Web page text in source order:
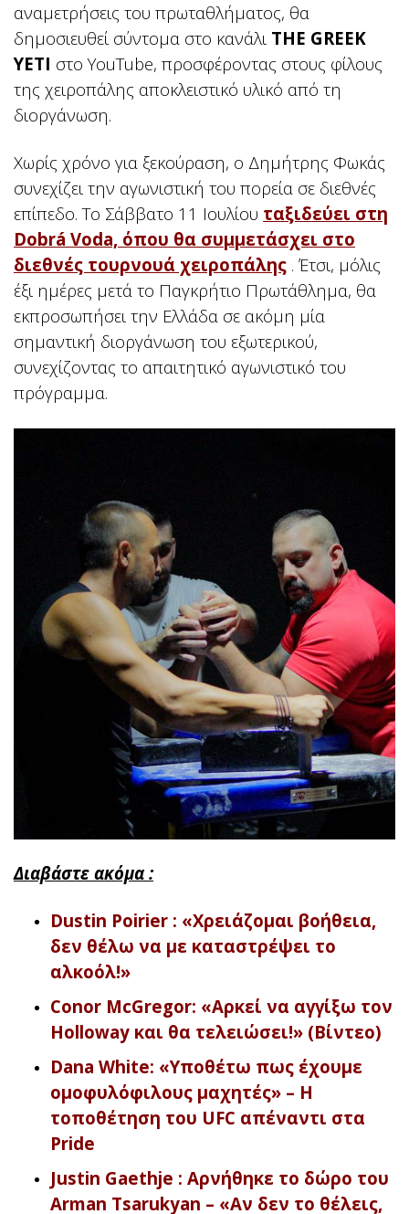
αναμετρήσεις του πρωταθλήματος, θα
δημοσιευθεί σύντομα στο κανάλι THE GREEK
YETI στο YouTube, προσφέροντας στους φίλους
της χειροπάλης αποκλειστικό υλικό από τη
διοργάνωση.
Χωρίς χρόνο για ξεκούραση, ο Δημήτρης Φωκάς
συνεχίζει την αγωνιστική του πορεία σε διεθνές
επίπεδο. Το Σάββατο 11 Ιουλίου ταξιδεύει στη
Dobrá Voda, όπου θα συμμετάσχει στο
διεθνές τουρνουά χειροπάλης . Έτσι, μόλις
έξι ημέρες μετά το Παγκρήτιο Πρωτάθλημα, θα
εκπροσωπήσει την Ελλάδα σε ακόμη μία
σημαντική διοργάνωση του εξωτερικού,
συνεχίζοντας το απαιτητικό αγωνιστικό του
πρόγραμμα.
Διαβάστε ακόμα :
Dustin Poirier : «Χρειάζομαι βοήθεια,
δεν θέλω να με καταστρέψει το
αλκοόλ!»
Conor McGregor: «Αρκεί να αγγίξω τον
Holloway και θα τελειώσει!» (Βίντεο)
Dana White: «Υποθέτω πως έχουμε
ομοφυλόφιλους μαχητές» – Η
τοποθέτηση του UFC απέναντι στα
Pride
Justin Gaethje : Αρνήθηκε το δώρο του
Arman Tsarukyan – «Αν δεν το θέλεις,